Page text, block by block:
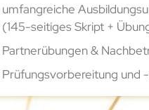
umfangreiche
(145-seitiges Skript +
Partnerübungen &
Prüfungsvorbereitung und